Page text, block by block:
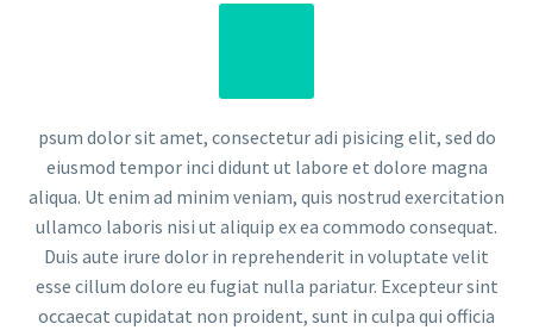
psum dolor sit amet, consectetur adi pisicing elit, sed do
eiusmod tempor inci didunt ut labore et dolore magna
aliqua. Ut enim ad minim veniam, quis nostrud exercitation
ullamco laboris nisi ut aliquip ex ea commodo consequat.
Duis aute irure dolor in reprehenderit in voluptate velit
esse cillum dolore eu fugiat nulla pariatur. Excepteur sint
occaecat cupidatat non proident, sunt in culpa qui officia